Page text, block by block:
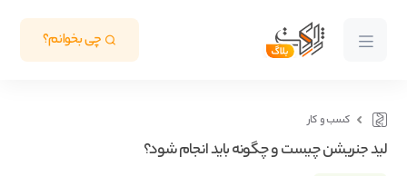
چی بخوانم؟
کسب و کار
لید جنریشن چیست و چگونه باید انجام شود؟